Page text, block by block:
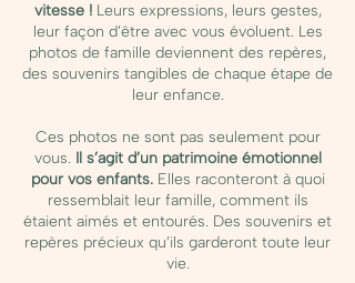
vitesse !Leurs expressions, leurs gestes,
leur façon d’être avec vous évoluent. Les
photos de famille deviennent des repères,
des souvenirs tangibles de chaque étape de
leur enfance.
Ces photos ne sont pas seulement pour
vous. Il s’agit d’un patrimoine émotionnel
pour vos enfants. Elles raconteront à quoi
ressemblait leur famille, comment ils
étaient aimés et entourés. Des souvenirs et
repères précieux qu’ils garderont toute leur
vie.